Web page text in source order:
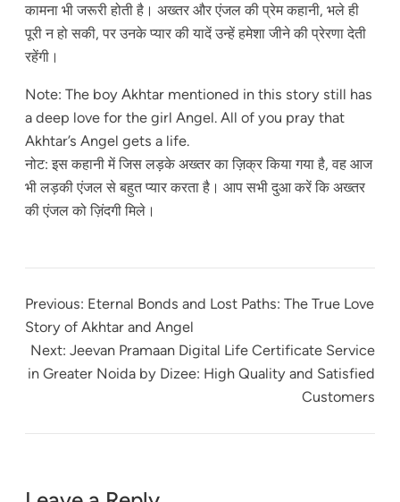
कामना भी जरूरी होती है। अख्तर और एंजल की प्रेम कहानी, भले ही
पूरी न हो सकी, पर उनके प्यार की यादें उन्हें हमेशा जीने की प्रेरणा देती
रहेंगी।
Note: The boy Akhtar mentioned in this story still has
a deep love for the girl Angel. All of you pray that
Akhtar’s Angel gets a life.
नोट: इस कहानी में जिस लड़के अख्तर का ज़िक्र किया गया है, वह आज
भी लड़की एंजल से बहुत प्यार करता है। आप सभी दुआ करें कि अख्तर
की एंजल को ज़िंदगी मिले।
Previous: Eternal Bonds and Lost Paths: The True Love
Story of Akhtar and Angel
Next: Jeevan Pramaan Digital Life Certificate Service
in Greater Noida by Dizee: High Quality and Satisfied
Customers